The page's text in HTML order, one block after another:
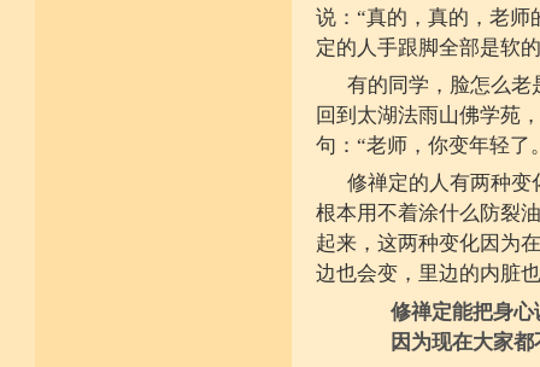
说：“真的，真的，老师
定的人手跟脚全部是软
有的同学，脸怎么老
回到太湖法雨山佛学苑
句：“老师，你变年轻了
修禅定的人有两种变
根本用不着涂什么防裂
起来，这两种变化因为
边也会变，里边的内脏
修禅定能把身
因为现在大家